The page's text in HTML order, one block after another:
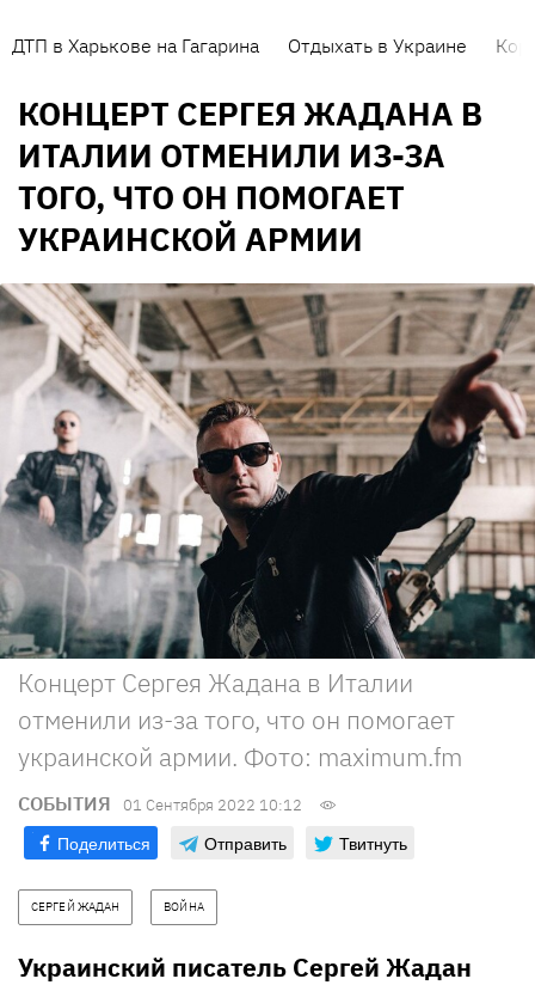
ДТП в Харькове на Гагарина Отдыхать в Украине
КОНЦЕРТ СЕРГЕЯ ЖАДАНА В
ИТАЛИИ ОТМЕНИЛИ ИЗ-ЗА
ТОГО, ЧТО ОН ПОМОГАЕТ
УКРАИНСКОЙ АРМИИ
Концерт Сергея Жадана в Италии
отменили из-за того, что он помогает
украинской армии. Фото: maximum.fm
СОБЫТИЯ 01 Сентября 2022 10:12
Поделиться Отправить Твитнуть
СЕРГЕЙ ЖАДАН ВОЙНА
Украинский писатель Сергей Жадан